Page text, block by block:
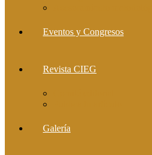
Eventos y Congresos
Revista CIEG
Galería